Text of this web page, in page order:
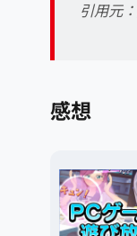
引用元：
感想